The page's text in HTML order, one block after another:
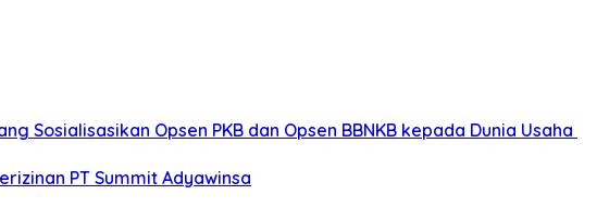
Sosialisasikan Opsen PKB dan Opsen BBNKB kepada Dunia Usaha
PT Summit Adyawinsa